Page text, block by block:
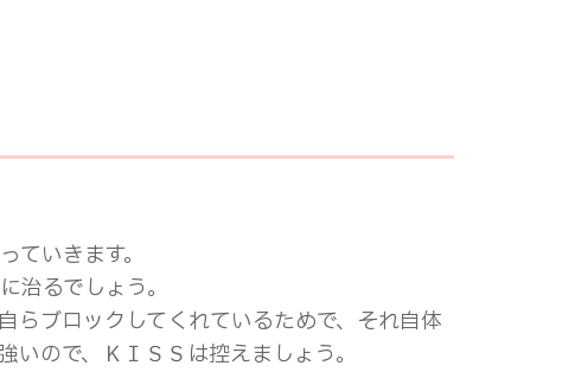
いきます。
るでしょう。
らブロックしてくれているためで、それ自体
ので、ＫＩＳＳは控えましょう。